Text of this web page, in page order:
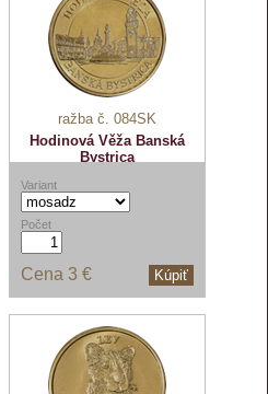
ražba č. 084SK
Hodinová Věža Banská
Bystrica
Variant
Počet
Kúpiť
Cena 3 €